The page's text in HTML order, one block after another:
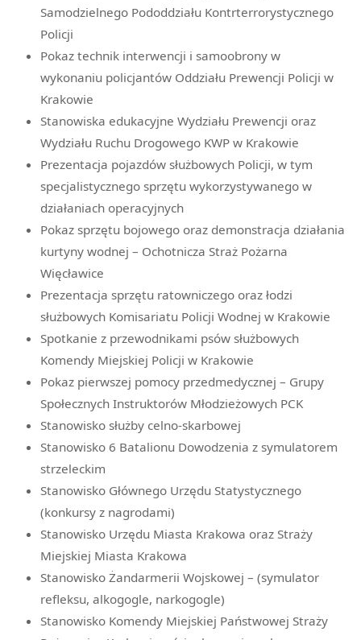
Samodzielnego Pododdziału Kontrterrorystycznego
Policji
Pokaz technik interwencji i samoobrony w
wykonaniu policjantów Oddziału Prewencji Policji w
Krakowie
Stanowiska edukacyjne Wydziału Prewencji oraz
Wydziału Ruchu Drogowego KWP w Krakowie
Prezentacja pojazdów służbowych Policji, w tym
specjalistycznego sprzętu wykorzystywanego w
działaniach operacyjnych
Pokaz sprzętu bojowego oraz demonstracja działania
kurtyny wodnej – Ochotnicza Straż Pożarna
Więcławice
Prezentacja sprzętu ratowniczego oraz łodzi
służbowych Komisariatu Policji Wodnej w Krakowie
Spotkanie z przewodnikami psów służbowych
Komendy Miejskiej Policji w Krakowie
Pokaz pierwszej pomocy przedmedycznej – Grupy
Społecznych Instruktorów Młodzieżowych PCK
Stanowisko służby celno-skarbowej
Stanowisko 6 Batalionu Dowodzenia z symulatorem
strzeleckim
Stanowisko Głównego Urzędu Statystycznego
(konkursy z nagrodami)
Stanowisko Urzędu Miasta Krakowa oraz Straży
Miejskiej Miasta Krakowa
Stanowisko Żandarmerii Wojskowej – (symulator
refleksu, alkogogle, narkogogle)
Stanowisko Komendy Miejskiej Państwowej Straży